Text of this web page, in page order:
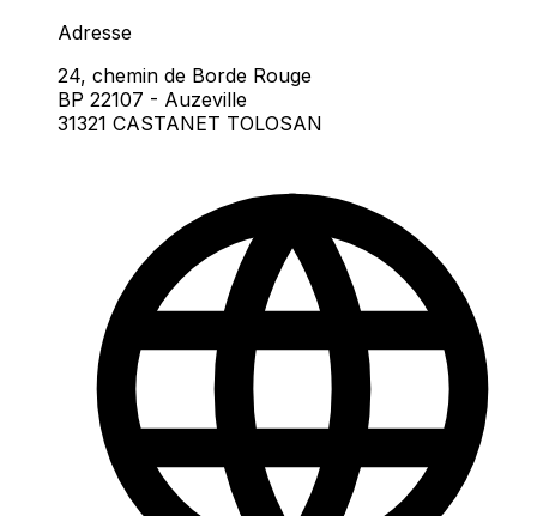
Adresse
24, chemin de Borde Rouge
BP 22107 - Auzeville
31321 CASTANET TOLOSAN